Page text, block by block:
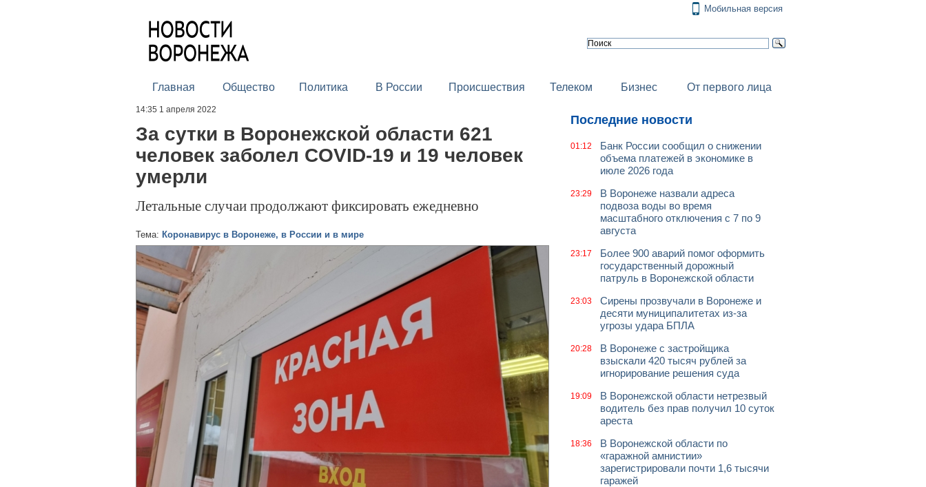
Мобильная версия
Главная Общество Политика В России Происшествия Телеком Бизнес От первого лица
14:35 1 апреля 2022
За сутки в Воронежской области 621
человек заболел COVID-19 и 19 человек
умерли
Летальные случаи продолжают фиксировать ежедневно
Тема: Коронавирус в Воронеже, в России и в мире
Последние новости
01:12
Банк России сообщил о снижении
объема платежей в экономике в
июле 2026 года
23:29
В Воронеже назвали адреса
подвоза воды во время
масштабного отключения с 7 по 9
августа
23:17
Более 900 аварий помог оформить
государственный дорожный
патруль в Воронежской области
23:03
Сирены прозвучали в Воронеже и
десяти муниципалитетах из-за
угрозы удара БПЛА
20:28
В Воронеже с застройщика
взыскали 420 тысяч рублей за
игнорирование решения суда
19:09
В Воронежской области нетрезвый
водитель без прав получил 10 суток
ареста
18:36
В Воронежской области по
«гаражной амнистии»
зарегистрировали почти 1,6 тысячи
гаражей